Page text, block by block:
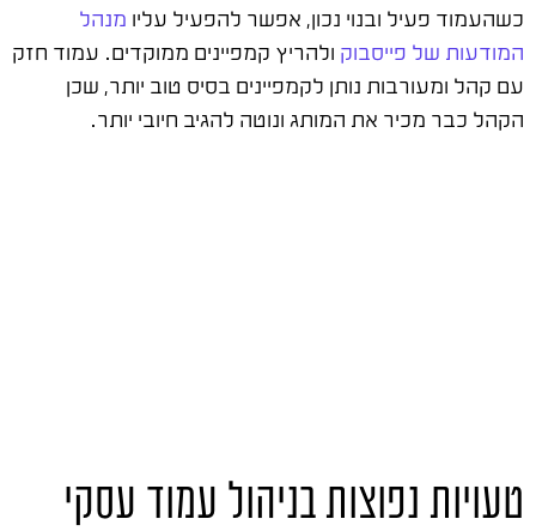
כשהעמוד פעיל ובנוי נכון, אפשר להפעיל עליו מנהל
המודעות של פייסבוק ולהריץ קמפיינים ממוקדים. עמוד חזק
עם קהל ומעורבות נותן לקמפיינים בסיס טוב יותר, שכן
הקהל כבר מכיר את המותג ונוטה להגיב חיובי יותר.
טעויות נפוצות בניהול עמוד עסקי